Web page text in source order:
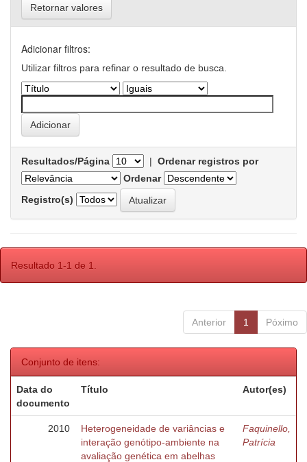
Retornar valores
Adicionar filtros:
Utilizar filtros para refinar o resultado de busca.
Resultados/Página | Ordenar registros por
Ordenar
Registro(s)
Resultado 1-1 de 1.
Anterior 1 Póximo
Conjunto de itens:
Data do
documento
Título Autor(es)
2010
Heterogeneidade de variâncias e
interação genótipo-ambiente na
avaliação genética em abelhas
Faquinello,
Patrícia